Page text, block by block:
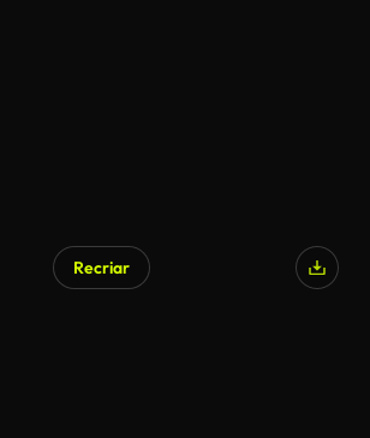
Recriar